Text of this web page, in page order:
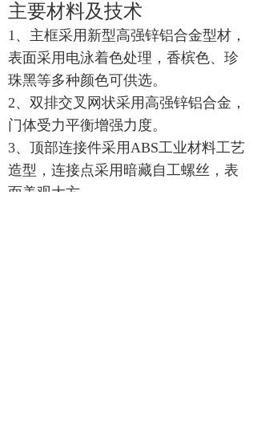
主要材料及技术
1、主框采用新型高强锌铝合金型材，
表面采用电泳着色处理，香槟色、珍
珠黑等多种颜色可供选。
2、双排交叉网状采用高强锌铝合金，
门体受力平衡增强力度。
3、顶部连接件采用ABS工业材料工艺
造型，连接点采用暗藏自工螺丝，表
面美观大方。